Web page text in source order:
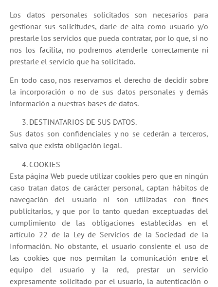
Los datos personales solicitados son necesarios para
gestionar sus solicitudes, darle de alta como usuario y/o
prestarle los servicios que pueda contratar, por lo que, si no
nos los facilita, no podremos atenderle correctamente ni
prestarle el servicio que ha solicitado.
En todo caso, nos reservamos el derecho de decidir sobre
la incorporación o no de sus datos personales y demás
información a nuestras bases de datos.
DESTINATARIOS DE SUS DATOS.
Sus datos son confidenciales y no se cederán a terceros,
salvo que exista obligación legal.
COOKIES
Esta página Web puede utilizar cookies pero que en ningún
caso tratan datos de carácter personal, captan hábitos de
navegación del usuario ni son utilizadas con fines
publicitarios, y que por lo tanto quedan exceptuadas del
cumplimiento de las obligaciones establecidas en el
artículo 22 de la Ley de Servicios de la Sociedad de la
Información. No obstante, el usuario consiente el uso de
las cookies que nos permitan la comunicación entre el
equipo del usuario y la red, prestar un servicio
expresamente solicitado por el usuario, la autenticación o